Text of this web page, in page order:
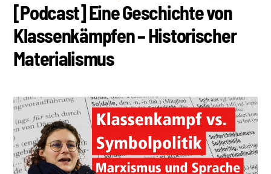
[Podcast] Eine Geschichte von
Klassenkämpfen – Historischer
Materialismus